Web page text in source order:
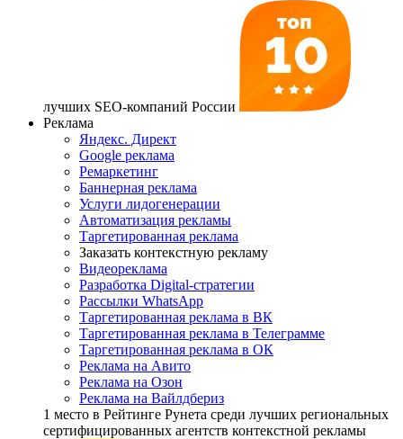
лучших SEO-компаний России
Реклама
Яндекс. Директ
Google реклама
Ремаркетинг
Баннерная реклама
Услуги лидогенерации
Автоматизация рекламы
Таргетированная реклама
Заказать контекстную рекламу
Видеореклама
Разработка Digital-стратегии
Рассылки WhatsApp
Таргетированная реклама в ВК
Таргетированная реклама в Телеграмме
Таргетированная реклама в ОК
Реклама на Авито
Реклама на Озон
Реклама на Вайлдбериз
1 место в Рейтинге Рунета cреди лучших региональных
сертифицированных агентств контекстной рекламы